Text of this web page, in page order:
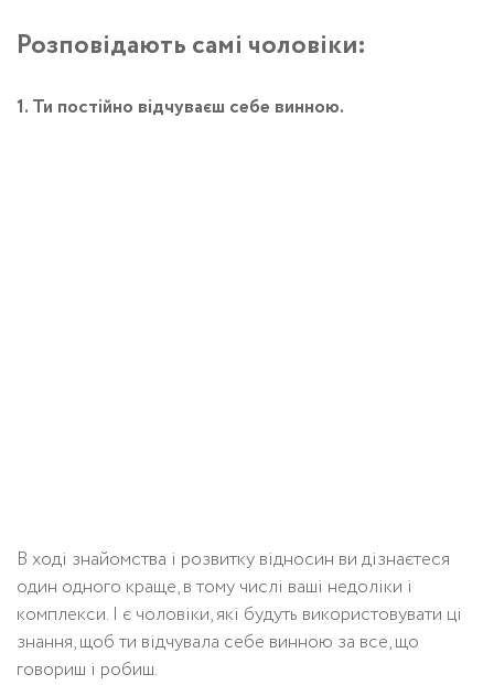
Розповідають самі чоловіки:
1. Ти постійно відчуваєш себе винною.
В ході знайомства і розвитку відносин ви дізнаєтеся
один одного краще, в тому числі ваші недоліки і
комплекси. І є чоловіки, які будуть використовувати ці
знання, щоб ти відчувала себе винною за все, що
говориш і робиш.